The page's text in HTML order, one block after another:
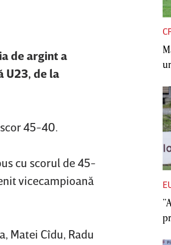
de argint a
U23, de la
45-40.
cu scorul de 45-
vicecampioană
Matei Cîdu, Radu